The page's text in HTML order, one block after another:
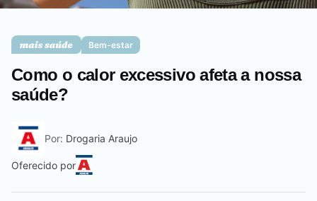
Bem-estar
Como o calor excessivo afeta a nossa
saúde?
Por: Drogaria Araujo
Oferecido por